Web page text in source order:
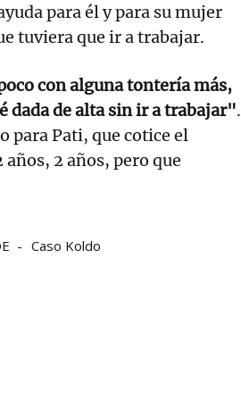
para él y para su mujer
tuviera que ir a trabajar.
con alguna tontería más,
dada de alta sin ir a trabajar".
para Pati, que cotice el
2 años, pero que
Caso Koldo